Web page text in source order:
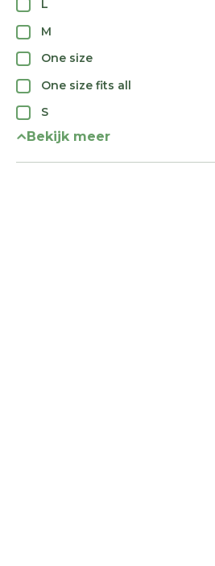
L
M
One size
One size fits all
S
Bekijk meer